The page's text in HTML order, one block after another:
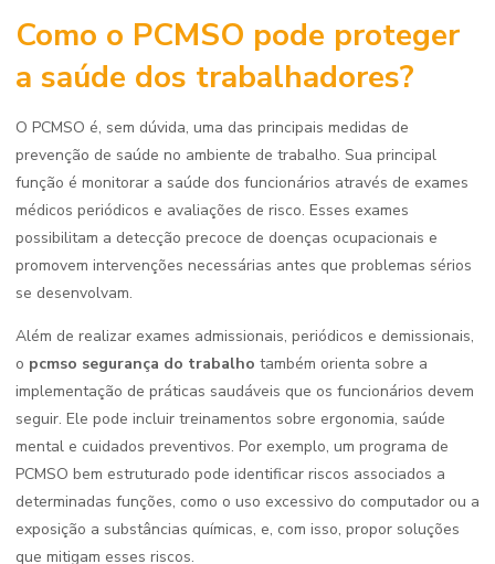
Como o PCMSO pode proteger
a saúde dos trabalhadores?
O PCMSO é, sem dúvida, uma das principais medidas de
prevenção de saúde no ambiente de trabalho. Sua principal
função é monitorar a saúde dos funcionários através de exames
médicos periódicos e avaliações de risco. Esses exames
possibilitam a detecção precoce de doenças ocupacionais e
promovem intervenções necessárias antes que problemas sérios
se desenvolvam.
Além de realizar exames admissionais, periódicos e demissionais,
o pcmso segurança do trabalho também orienta sobre a
implementação de práticas saudáveis que os funcionários devem
seguir. Ele pode incluir treinamentos sobre ergonomia, saúde
mental e cuidados preventivos. Por exemplo, um programa de
PCMSO bem estruturado pode identificar riscos associados a
determinadas funções, como o uso excessivo do computador ou a
exposição a substâncias químicas, e, com isso, propor soluções
que mitigam esses riscos.